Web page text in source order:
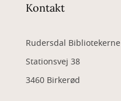
Kontakt
Rudersdal Bibliotekerne
Stationsvej 38
3460 Birkerød